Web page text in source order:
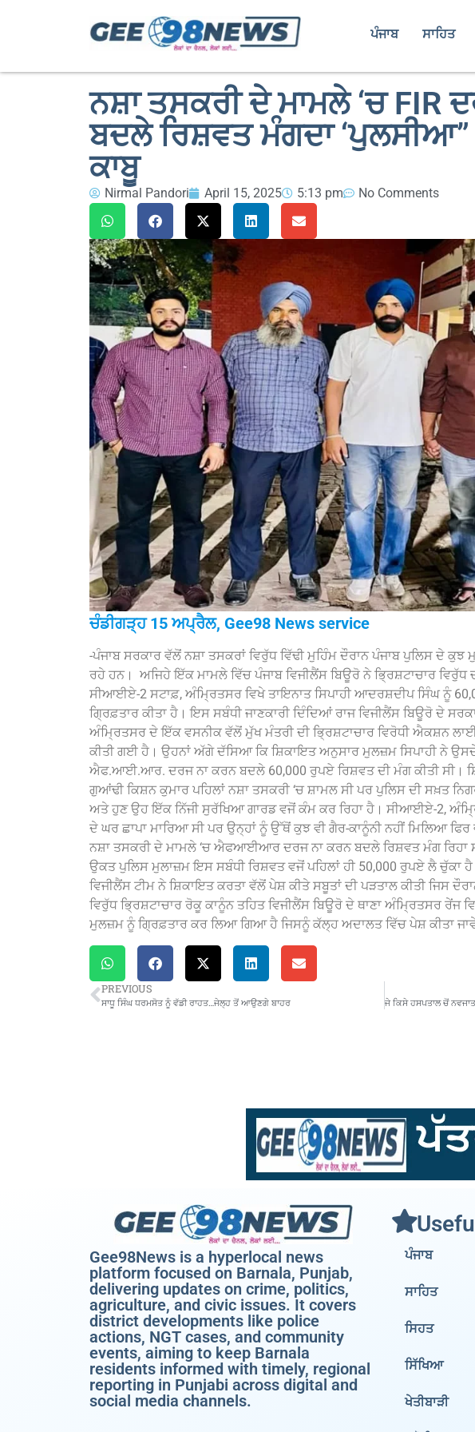
ਪੰਜਾਬ ਸਾਹਿਤ
ਨਸ਼ਾ ਤਸਕਰੀ ਦੇ ਮਾਮਲੇ ‘ਚ FIR
ਬਦਲੇ ਰਿਸ਼ਵਤ ਮੰਗਦਾ ‘ਪੁਲਸੀਆ”
ਕਾਬੂ
Nirmal Pandori April 15, 2025 5:13 pm No Comments
ਚੰਡੀਗੜ੍ਹ 15 ਅਪ੍ਰੈਲ, Gee98 News service
-ਪੰਜਾਬ ਸਰਕਾਰ ਵੱਲੋਂ ਨਸ਼ਾ ਤਸਕਰਾਂ ਵਿਰੁੱਧ ਵਿੱਢੀ ਮੁਹਿੰਮ ਦੌਰਾਨ ਪੰਜਾਬ ਪੁਲਿਸ ਦੇ ਕੁਝ
ਰਹੇ ਹਨ। ‌ ਅਜਿਹੇ ਇੱਕ ਮਾਮਲੇ ਵਿੱਚ ਪੰਜਾਬ ਵਿਜੀਲੈਂਸ ਬਿਊਰੋ ਨੇ ਭ੍ਰਿਸ਼ਟਾਚਾਰ
ਸੀਆਈਏ-2 ਸਟਾਫ਼, ਅੰਮ੍ਰਿਤਸਰ ਵਿਖੇ ਤਾਇਨਾਤ ਸਿਪਾਹੀ ਆਦਰਸ਼ਦੀਪ ਸਿੰਘ ਨੂੰ
ਗ੍ਰਿਫ਼ਤਾਰ ਕੀਤਾ ਹੈ। ਇਸ ਸਬੰਧੀ ਜਾਣਕਾਰੀ ਦਿੰਦਿਆਂ ਰਾਜ ਵਿਜੀਲੈਂਸ ਬਿਊਰੋ ਦੇ
ਅੰਮ੍ਰਿਤਸਰ ਦੇ ਇੱਕ ਵਸਨੀਕ ਵੱਲੋਂ ਮੁੱਖ ਮੰਤਰੀ ਦੀ ਭ੍ਰਿਸ਼ਟਾਚਾਰ ਵਿਰੋਧੀ ਐਕਸ਼ਨ
ਕੀਤੀ ਗਈ ਹੈ। ਉਹਨਾਂ ਅੱਗੇ ਦੱਸਿਆ ਕਿ ਸ਼ਿਕਾਇਤ ਅਨੁਸਾਰ ਮੁਲਜ਼ਮ ਸਿਪਾਹੀ ਨੇ
ਐਫ.ਆਈ.ਆਰ. ਦਰਜ ਨਾ ਕਰਨ ਬਦਲੇ 60,000 ਰੁਪਏ ਰਿਸ਼ਵਤ ਦੀ ਮੰਗ ਕੀਤੀ ਸੀ।
ਗੁਆਂਢੀ ਕਿਸ਼ਨ ਕੁਮਾਰ ਪਹਿਲਾਂ ਨਸ਼ਾ ਤਸਕਰੀ ‘ਚ ਸ਼ਾਮਲ ਸੀ ਪਰ ਪੁਲਿਸ ਦੀ ਸਖ਼ਤ
ਅਤੇ ਹੁਣ ਉਹ ਇੱਕ ਨਿੱਜੀ ਸੁਰੱਖਿਆ ਗਾਰਡ ਵਜੋਂ ਕੰਮ ਕਰ ਰਿਹਾ ਹੈ। ਸੀਆਈਏ-2,
ਦੇ ਘਰ ਛਾਪਾ ਮਾਰਿਆ ਸੀ ਪਰ ਉਨ੍ਹਾਂ ਨੂੰ ਉੱਥੋਂ ਕੁਝ ਵੀ ਗੈਰ-ਕਾਨੂੰਨੀ ਨਹੀਂ ਮਿਲਿਆ
ਨਸ਼ਾ ਤਸਕਰੀ ਦੇ ਮਾਮਲੇ ‘ਚ ਐਫਆਈਆਰ ਦਰਜ ਨਾ ਕਰਨ ਬਦਲੇ ਰਿਸ਼ਵਤ ਮੰਗ ਰਿਹਾ
ਉਕਤ ਪੁਲਿਸ ਮੁਲਾਜ਼ਮ ਇਸ ਸਬੰਧੀ ਰਿਸ਼ਵਤ ਵਜੋਂ ਪਹਿਲਾਂ ਹੀ 50,000 ਰੁਪਏ ਲੈ ਚੁੱਕਾ
ਵਿਜੀਲੈਂਸ ਟੀਮ ਨੇ ਸ਼ਿਕਾਇਤ ਕਰਤਾ ਵੱਲੋਂ ਪੇਸ਼ ਕੀਤੇ ਸਬੂਤਾਂ ਦੀ ਪੜਤਾਲ ਕੀਤੀ ਜਿਸ
ਵਿਰੁੱਧ ਭ੍ਰਿਸ਼ਟਾਚਾਰ ਰੋਕੂ ਕਾਨੂੰਨ ਤਹਿਤ ਵਿਜੀਲੈਂਸ ਬਿਊਰੋ ਦੇ ਥਾਣਾ ਅੰਮ੍ਰਿਤਸਰ ਰੇਂਜ
ਮੁਲਜ਼ਮ ਨੂੰ ਗ੍ਰਿਫ਼ਤਾਰ ਕਰ ਲਿਆ ਗਿਆ ਹੈ ਜਿਸਨੂੰ ਕੱਲ੍ਹ ਅਦਾਲਤ ਵਿੱਚ ਪੇਸ਼ ਕੀਤਾ
PREVIOUS
ਸਾਧੂ ਸਿੰਘ ਧਰਮਸੋਤ ਨੂੰ ਵੱਡੀ ਰਾਹਤ…ਜੇਲ੍ਹ ਤੋਂ ਆਉਣਗੇ ਬਾਹਰ
Gee98News is a hyperlocal news
platform focused on Barnala, Punjab,
delivering updates on crime, politics,
agriculture, and civic issues. It covers
district developments like police
actions, NGT cases, and community
events, aiming to keep Barnala
residents informed with timely, regional
reporting in Punjabi across digital and
social media channels.
ਪੰਜਾਬ
ਸਾਹਿਤ
ਸਿਹਤ
ਸਿੱਖਿਆ
ਖੇਤੀਬਾੜੀ